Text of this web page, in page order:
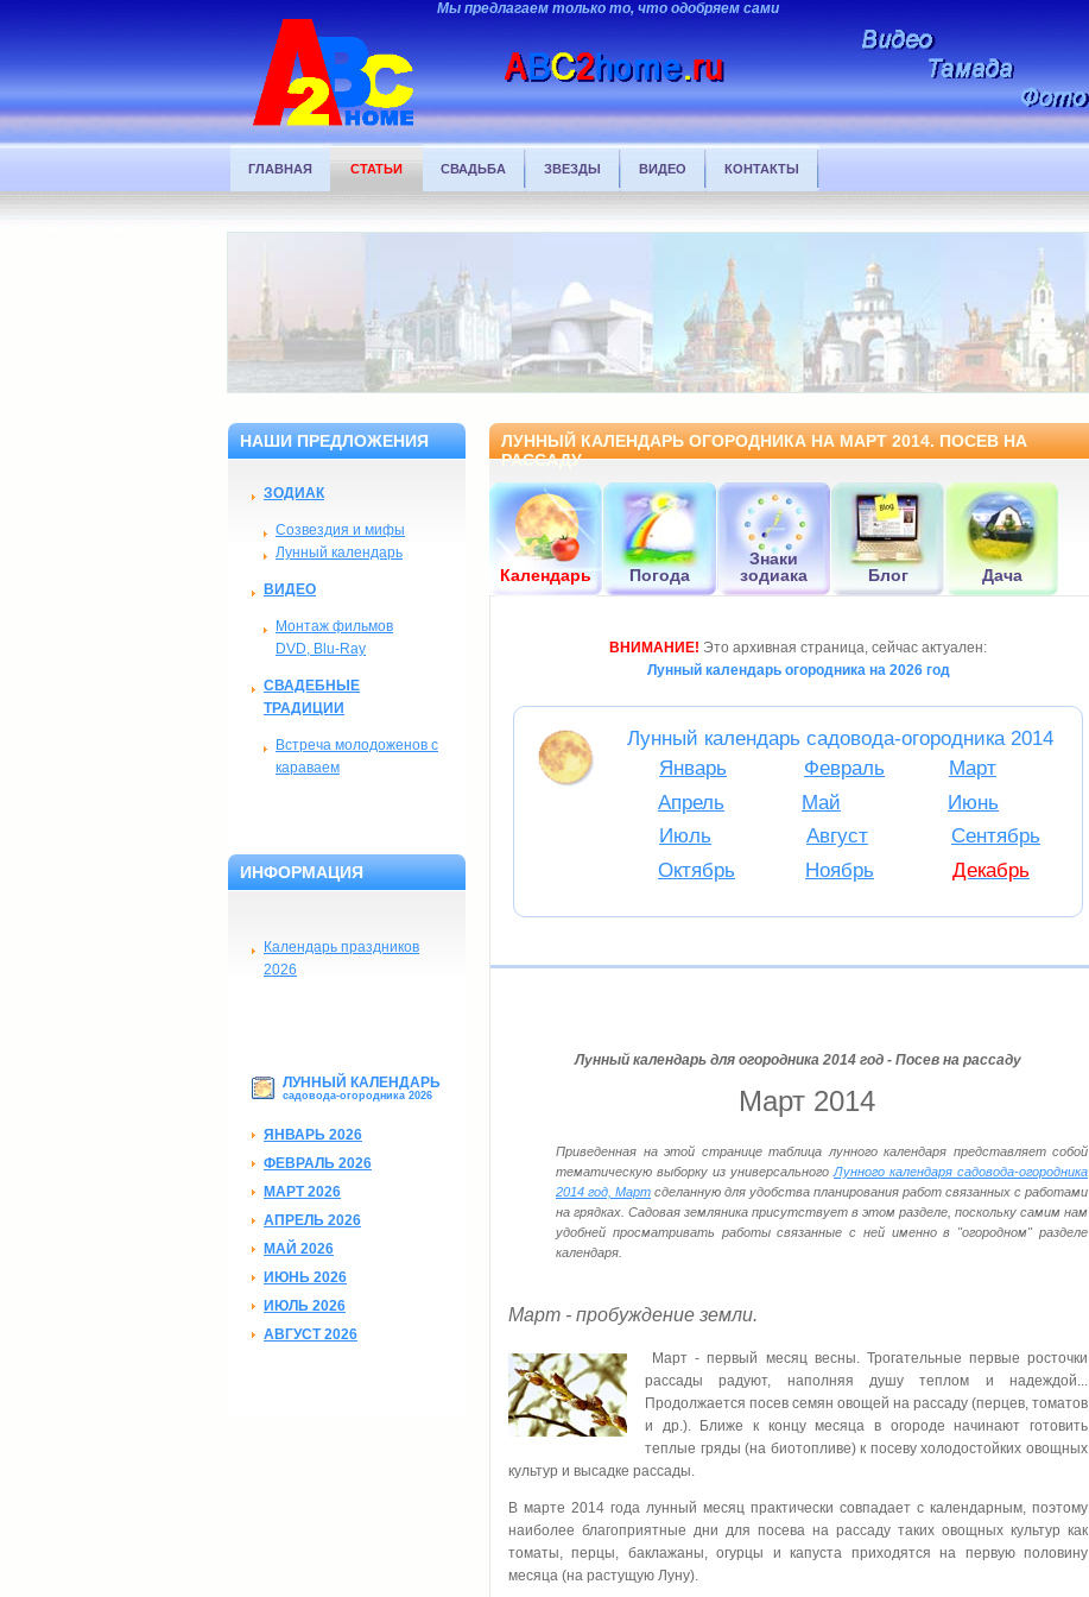
Мы предлагаем только то, что одобряем сами
ГЛАВНАЯ СТАТЬИ СВАДЬБА ЗВЕЗДЫ ВИДЕО КОНТАКТЫ
НАШИ ПРЕДЛОЖЕНИЯ
ЗОДИАК
Созвездия и мифы
Лунный календарь
ВИДЕО
Монтаж фильмов
DVD, Blu-Ray
СВАДЕБНЫЕ
ТРАДИЦИИ
Встреча молодоженов с
караваем
ИНФОРМАЦИЯ
Календарь праздников
2026
ЛУННЫЙ КАЛЕНДАРЬ
садовода-огородника 2026
ЯНВАРЬ 2026
ФЕВРАЛЬ 2026
МАРТ 2026
АПРЕЛЬ 2026
МАЙ 2026
ИЮНЬ 2026
ИЮЛЬ 2026
АВГУСТ 2026
ЛУННЫЙ КАЛЕНДАРЬ ОГОРОДНИКА НА МАРТ 2014. ПОСЕВ НА
РАССАДУ
Календарь Погода
Знаки
зодиака
Блог Дача
ВНИМАНИЕ! Это архивная страница, сейчас актуален:
Лунный календарь огородника на 2026 год
Лунный календарь садовода-огородника 2014
Январь
Февраль
Март
Апрель
Май
Июнь
Июль
Август
Сентябрь
Октябрь
Ноябрь Декабрь
Лунный календарь для огородника 2014 год - Посев на рассаду
Март 2014
Приведенная на этой странице таблица лунного календаря представляет собой
тематическую выборку из универсального Лунного календаря садовода-огородника
2014 год, Март сделанную для удобства планирования работ связанных с работами
на грядках. Садовая земляника присутствует в этом разделе, поскольку самим нам
удобней просматривать работы связанные с ней именно в "огородном" разделе
календаря.
Март - пробуждение земли.
Март - первый месяц весны. Трогательные первые росточки
рассады радуют, наполняя душу теплом и надеждой...
Продолжается посев семян овощей на рассаду (перцев, томатов
и др.). Ближе к концу месяца в огороде начинают готовить
теплые гряды (на биотопливе) к посеву холодостойких овощных
культур и высадке рассады.
В марте 2014 года лунный месяц практически совпадает с календарным, поэтому
наиболее благоприятные дни для посева на рассаду таких овощных культур как
томаты, перцы, баклажаны, огурцы и капуста приходятся на первую половину
месяца (на растущую Луну).